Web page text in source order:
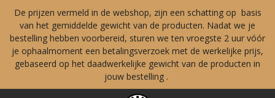
De prijzen vermeld in de webshop, zijn een schatting op basis
van het gemiddelde gewicht van de producten. Nadat we je
bestelling hebben voorbereid, sturen we ten vroegste 2 uur vóór
je ophaalmoment een betalingsverzoek met de werkelijke prijs,
gebaseerd op het daadwerkelijke gewicht van de producten in
jouw bestelling .